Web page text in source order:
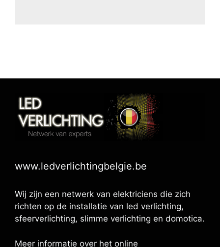
www.ledverlichtingbelgie.be
Wij zijn een netwerk van elektriciens die zich
richten op de installatie van led verlichting,
sfeerverlichting, slimme verlichting en domotica.
Meer informatie over het online